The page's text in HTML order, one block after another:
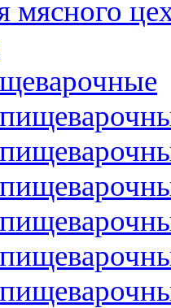
мясного